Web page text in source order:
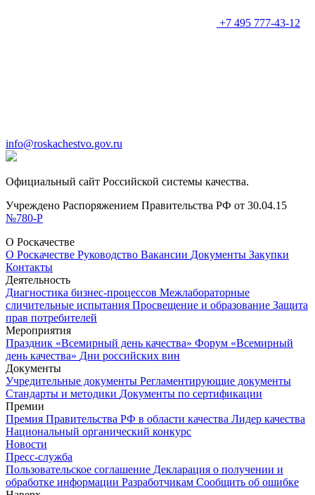
+7 495 777-43-12
info@roskachestvo.gov.ru
Официальный сайт Российской системы качества.
Учреждено Распоряжением Правительства РФ от 30.04.15
№780-Р
О Роскачестве
О Роскачестве Руководство Вакансии Документы Закупки
Контакты
Деятельность
Диагностика бизнес-процессов Межлабораторные
сличительные испытания Просвещение и образование Защита
прав потребителей
Мероприятия
Праздник «Всемирный день качества» Форум «Всемирный
день качества» Дни российских вин
Документы
Учредительные документы Регламентирующие документы
Стандарты и методики Документы по сертификации
Премии
Премия Правительства РФ в области качества Лидер качества
Национальный органический конкурс
Новости
Пресс-служба
Пользовательское соглашение Декларация о получении и
обработке информации Разработчикам Сообщить об ошибке